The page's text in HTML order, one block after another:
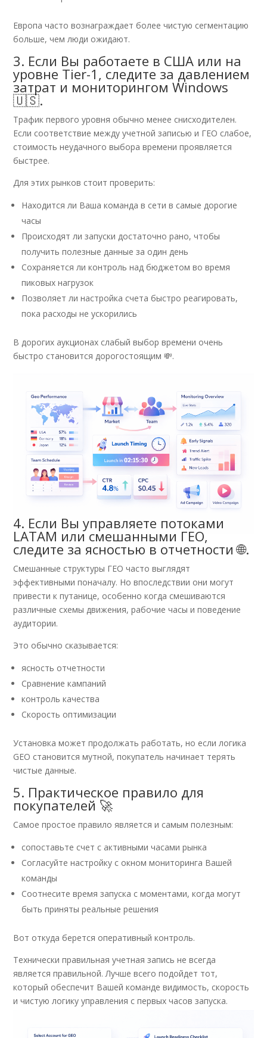
Европа часто вознаграждает более чистую сегментацию
больше, чем люди ожидают.
3. Если Вы работаете в США или на
уровне Tier-1, следите за давлением
затрат и мониторингом Windows
🇺🇸.
Трафик первого уровня обычно менее снисходителен.
Если соответствие между учетной записью и ГЕО слабое,
стоимость неудачного выбора времени проявляется
быстрее.
Для этих рынков стоит проверить:
Находится ли Ваша команда в сети в самые дорогие
часы
Происходят ли запуски достаточно рано, чтобы
получить полезные данные за один день
Сохраняется ли контроль над бюджетом во время
пиковых нагрузок
Позволяет ли настройка счета быстро реагировать,
пока расходы не ускорились
В дорогих аукционах слабый выбор времени очень
быстро становится дорогостоящим 💸.
4. Если Вы управляете потоками
LATAM или смешанными ГЕО,
следите за ясностью в отчетности 🌐.
Смешанные структуры ГЕО часто выглядят
эффективными поначалу. Но впоследствии они могут
привести к путанице, особенно когда смешиваются
различные схемы движения, рабочие часы и поведение
аудитории.
Это обычно сказывается:
ясность отчетности
Сравнение кампаний
контроль качества
Скорость оптимизации
Установка может продолжать работать, но если логика
GEO становится мутной, покупатель начинает терять
чистые данные.
5. Практическое правило для
покупателей 🚀
Самое простое правило является и самым полезным:
сопоставьте счет с активными часами рынка
Согласуйте настройку с окном мониторинга Вашей
команды
Соотнесите время запуска с моментами, когда могут
быть приняты реальные решения
Вот откуда берется оперативный контроль.
Технически правильная учетная запись не всегда
является правильной. Лучше всего подойдет тот,
который обеспечит Вашей команде видимость, скорость
и чистую логику управления с первых часов запуска.